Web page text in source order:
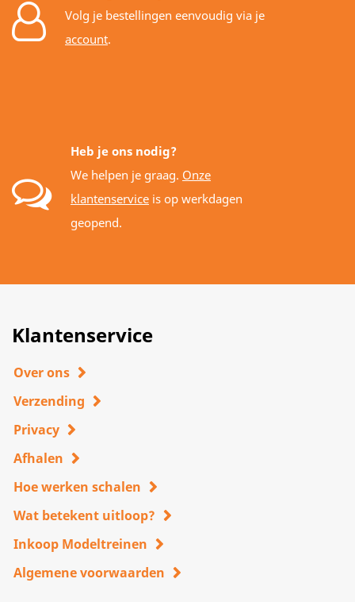
Volg je bestellingen eenvoudig via je
account.
Heb je ons nodig?
We helpen je graag. Onze
klantenservice is op werkdagen
geopend.
Klantenservice
Over ons
Verzending
Privacy
Afhalen
Hoe werken schalen
Wat betekent uitloop?
Inkoop Modeltreinen
Algemene voorwaarden